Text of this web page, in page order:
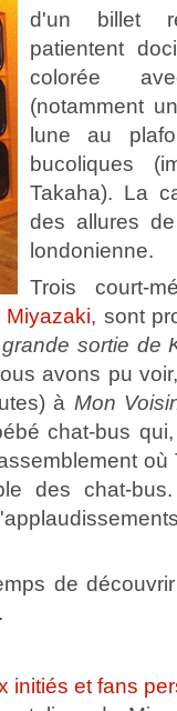
d'un billet
patientent
colorée
(notamment
lune au
bucoliques
Takaha). La
des allures
londonienne.
Trois court-
Miyazaki, sont
sortie de
avons pu
à Mon
chat-bus
où
des chat-
de
initiés et fans